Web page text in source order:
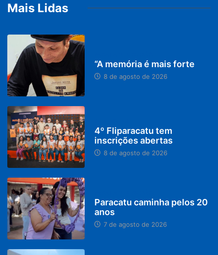
Mais Lidas
“A memória é mais forte
8 de agosto de 2026
4º Fliparacatu tem
inscrições abertas
8 de agosto de 2026
Paracatu caminha pelos 20
anos
7 de agosto de 2026